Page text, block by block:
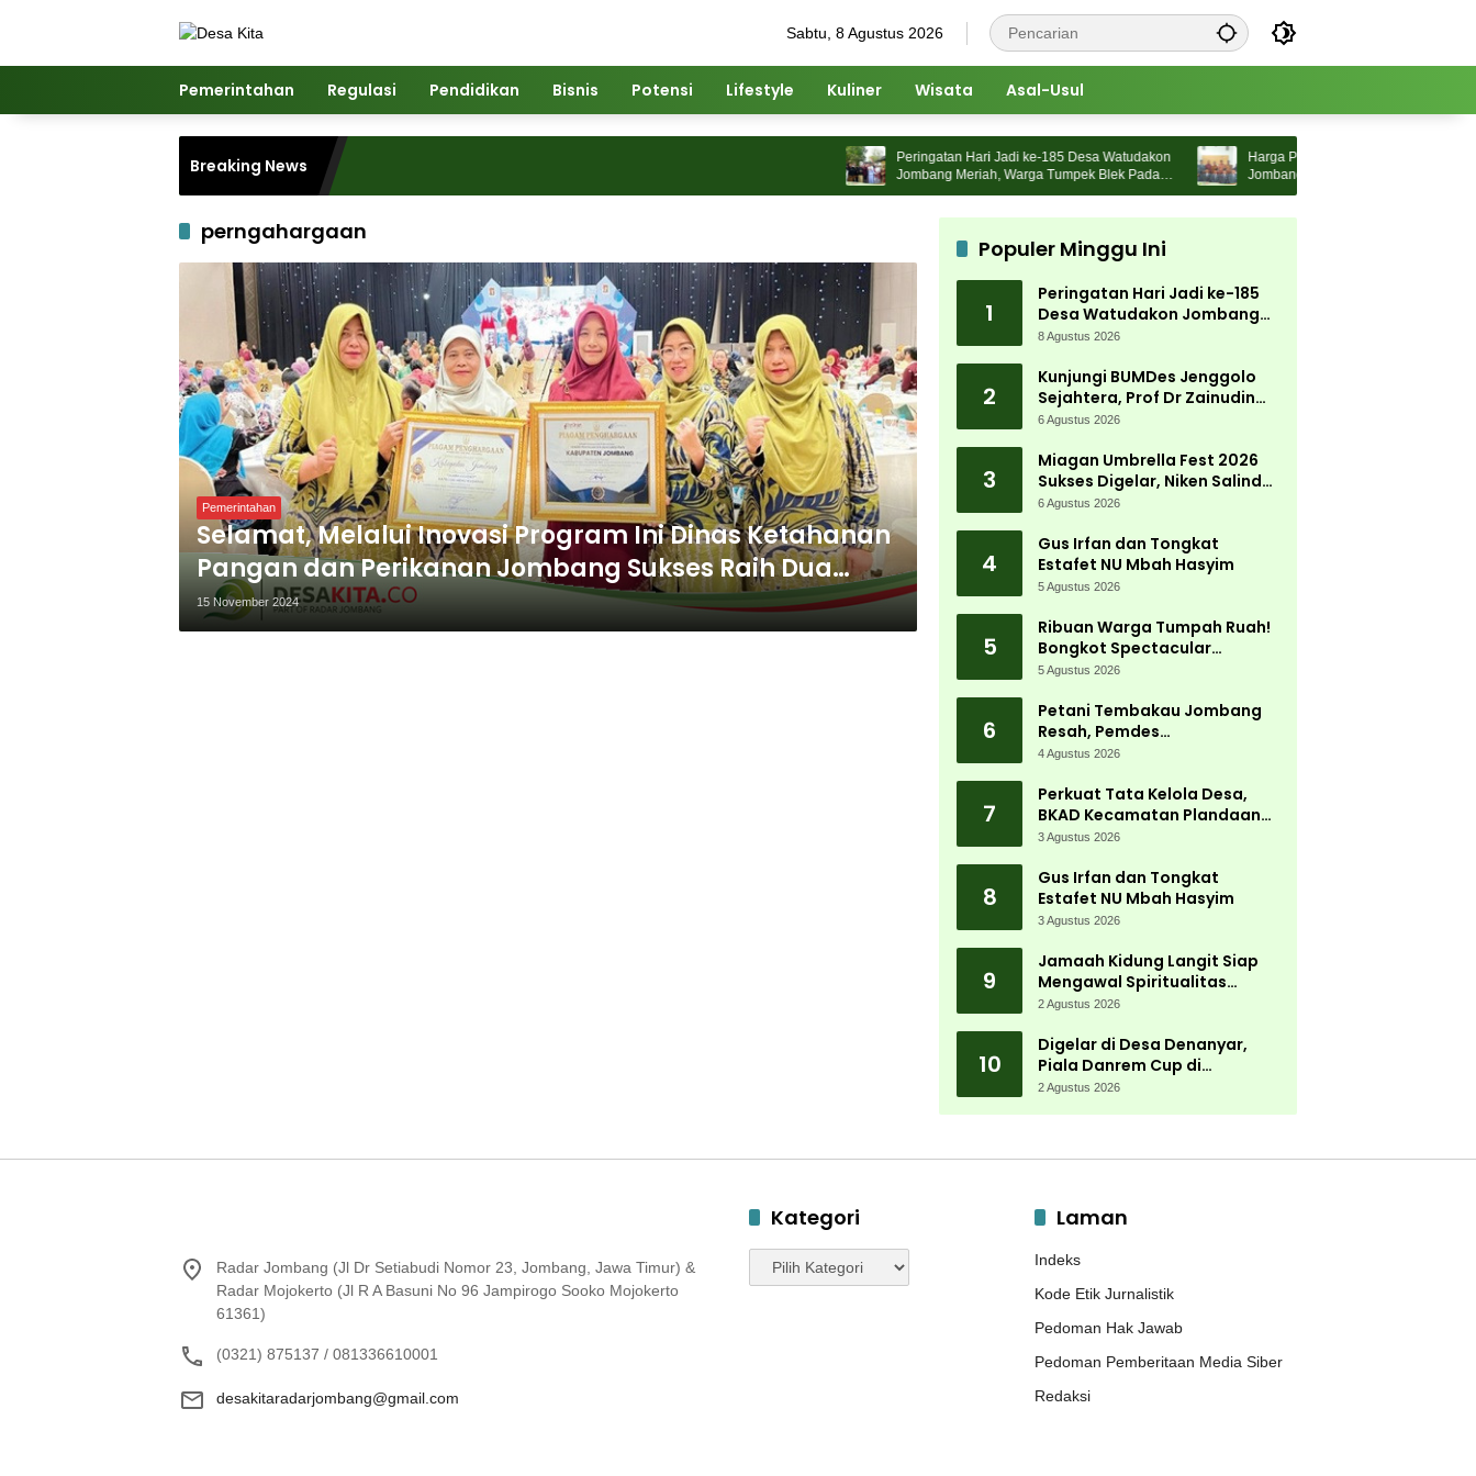
Sabtu, 8 Agustus 2026
Pemerintahan Regulasi Pendidikan Bisnis Potensi Lifestyle Kuliner Wisata Asal-Usul
Breaking News
Peringatan Hari Jadi ke-185 Desa Watudakon
Jombang Meriah, Warga Tumpek Blek Padati
Karnaval Budaya
Harga Pupuk Naik, Pemdes
Jombang Cari Solusi Lewat Kajian
perngahargaan
Pemerintahan
Selamat, Melalui Inovasi Program Ini Dinas Ketahanan
Pangan dan Perikanan Jombang Sukses Raih Dua
Penghargaan Sekaligus
15 November 2024
Populer Minggu Ini
1
Peringatan Hari Jadi ke-185
Desa Watudakon Jombang
Meriah, Warga Tumpek Blek
8 Agustus 2026
2
Kunjungi BUMDes Jenggolo
Sejahtera, Prof Dr Zainudin
Maliki: Kita Wujudkan
Potensi Desa
6 Agustus 2026
3
Miagan Umbrella Fest 2026
Sukses Digelar, Niken Salindry
Jadi Magnet Ribuan
6 Agustus 2026
4
Gus Irfan dan Tongkat
Estafet NU Mbah Hasyim
5 Agustus 2026
5
Ribuan Warga Tumpah Ruah!
Bongkot Spectacular
Carnival 2026 Jadi Pesta
Peterongan
5 Agustus 2026
6
Petani Tembakau Jombang
Resah, Pemdes
Tanjungwadung dan Disperta
4 Agustus 2026
7
Perkuat Tata Kelola Desa,
BKAD Kecamatan Plandaan
Gelar Pelatihan Aparatur
3 Agustus 2026
8
Gus Irfan dan Tongkat
Estafet NU Mbah Hasyim
3 Agustus 2026
9
Jamaah Kidung Langit Siap
Mengawal Spiritualitas
Muktamar NU
2 Agustus 2026
10
Digelar di Desa Denanyar,
Piala Danrem Cup di
Jombang Fokus Cetak Bibit
2 Agustus 2026
Radar Jombang (Jl Dr Setiabudi Nomor 23, Jombang, Jawa Timur) &
Radar Mojokerto (Jl R A Basuni No 96 Jampirogo Sooko Mojokerto
61361)
(0321) 875137 / 081336610001
desakitaradarjombang@gmail.com
Kategori
Kategori
Laman
Indeks
Kode Etik Jurnalistik
Pedoman Hak Jawab
Pedoman Pemberitaan Media Siber
Redaksi